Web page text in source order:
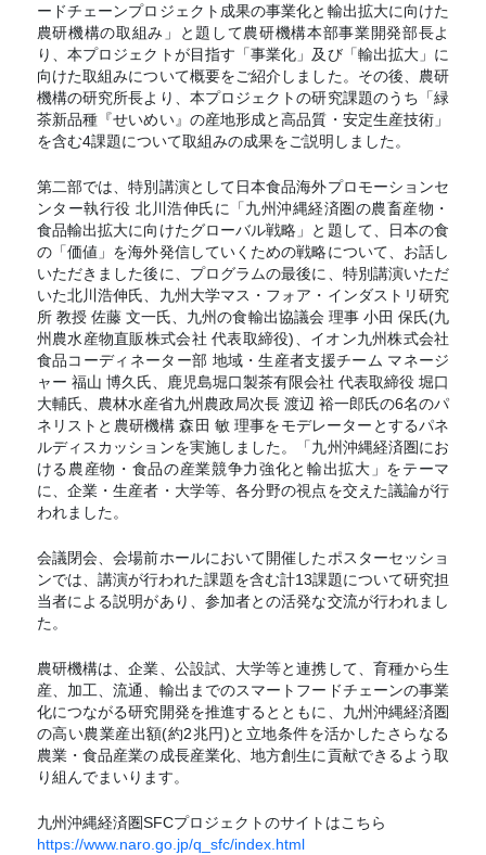
ードチェーンプロジェクト成果の事業化と輸出拡大に向けた
農研機構の取組み」と題して農研機構本部事業開発部長よ
り、本プロジェクトが目指す「事業化」及び「輸出拡大」に
向けた取組みについて概要をご紹介しました。その後、農研
機構の研究所長より、本プロジェクトの研究課題のうち「緑
茶新品種『せいめい』の産地形成と高品質・安定生産技術」
を含む4課題について取組みの成果をご説明しました。
第二部では、特別講演として日本食品海外プロモーションセ
ンター執行役 北川浩伸氏に「九州沖縄経済圏の農畜産物・
食品輸出拡大に向けたグローバル戦略」と題して、日本の食
の「価値」を海外発信していくための戦略について、お話し
いただきました後に、プログラムの最後に、特別講演いただ
いた北川浩伸氏、九州大学マス・フォア・インダストリ研究
所 教授 佐藤 文一氏、九州の食輸出協議会 理事 小田 保氏(九
州農水産物直販株式会社 代表取締役)、イオン九州株式会社
食品コーディネーター部 地域・生産者支援チーム マネージ
ャー 福山 博久氏、鹿児島堀口製茶有限会社 代表取締役 堀口
大輔氏、農林水産省九州農政局次長 渡辺 裕一郎氏の6名のパ
ネリストと農研機構 森田 敏 理事をモデレーターとするパネ
ルディスカッションを実施しました。「九州沖縄経済圏にお
ける農産物・食品の産業競争力強化と輸出拡大」をテーマ
に、企業・生産者・大学等、各分野の視点を交えた議論が行
われました。
会議閉会、会場前ホールにおいて開催したポスターセッショ
ンでは、講演が行われた課題を含む計13課題について研究担
当者による説明があり、参加者との活発な交流が行われまし
た。
農研機構は、企業、公設試、大学等と連携して、育種から生
産、加工、流通、輸出までのスマートフードチェーンの事業
化につながる研究開発を推進するとともに、九州沖縄経済圏
の高い農業産出額(約2兆円)と立地条件を活かしたさらなる
農業・食品産業の成長産業化、地方創生に貢献できるよう取
り組んでまいります。
九州沖縄経済圏SFCプロジェクトのサイトはこちら
https://www.naro.go.jp/q_sfc/index.html